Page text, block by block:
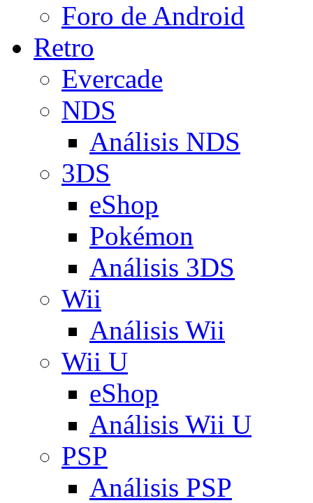
Foro de Android
Retro
Evercade
NDS
Análisis NDS
3DS
eShop
Pokémon
Análisis 3DS
Wii
Análisis Wii
Wii U
eShop
Análisis Wii U
PSP
Análisis PSP